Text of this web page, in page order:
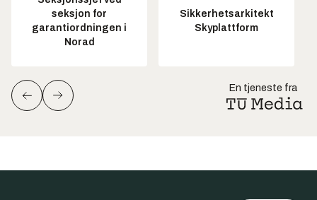
seksjon for
garantiordningen i
Norad
Sikkerhetsarkitekt
Skyplattform
En tjeneste fra